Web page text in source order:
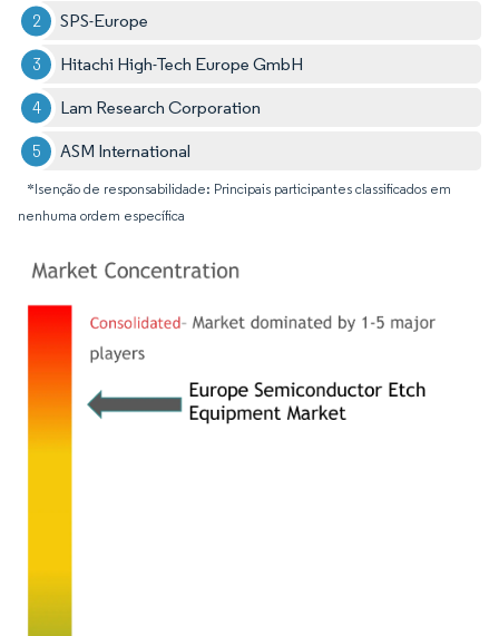
SPS-Europe
Hitachi High-Tech Europe GmbH
Lam Research Corporation
ASM International
*Isenção de responsabilidade: Principais participantes classificados em
nenhuma ordem específica